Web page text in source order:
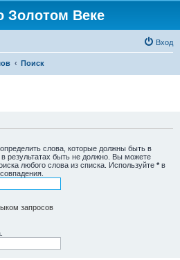
Золотом Веке
Вход
Поиск
определить слова, которые должны быть в
результатах быть не должно. Вы можете
любого слова из списка. Используйте * в
запросов